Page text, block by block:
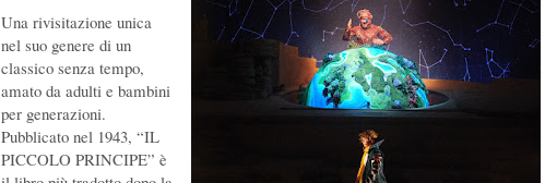
Una rivisitazione unica
nel suo genere di un
classico senza tempo,
amato da adulti e bambini
per generazioni.
Pubblicato nel 1943, “IL
PICCOLO PRINCIPE” è